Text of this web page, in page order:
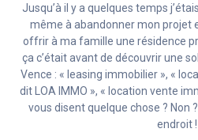
Jusqu’à il y a quelques temps
même à abandonner mon projet
offrir à ma famille une résidence
ça c’était avant de découvrir une
Vence : « leasing immobilier », «
dit LOA IMMO », « location vente
vous disent quelque chose ? Non
endroit !